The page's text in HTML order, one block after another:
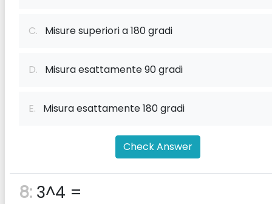
C. Misure superiori a 180 gradi
D. Misura esattamente 90 gradi
E. Misura esattamente 180 gradi
Check Answer
8: 3^4 =